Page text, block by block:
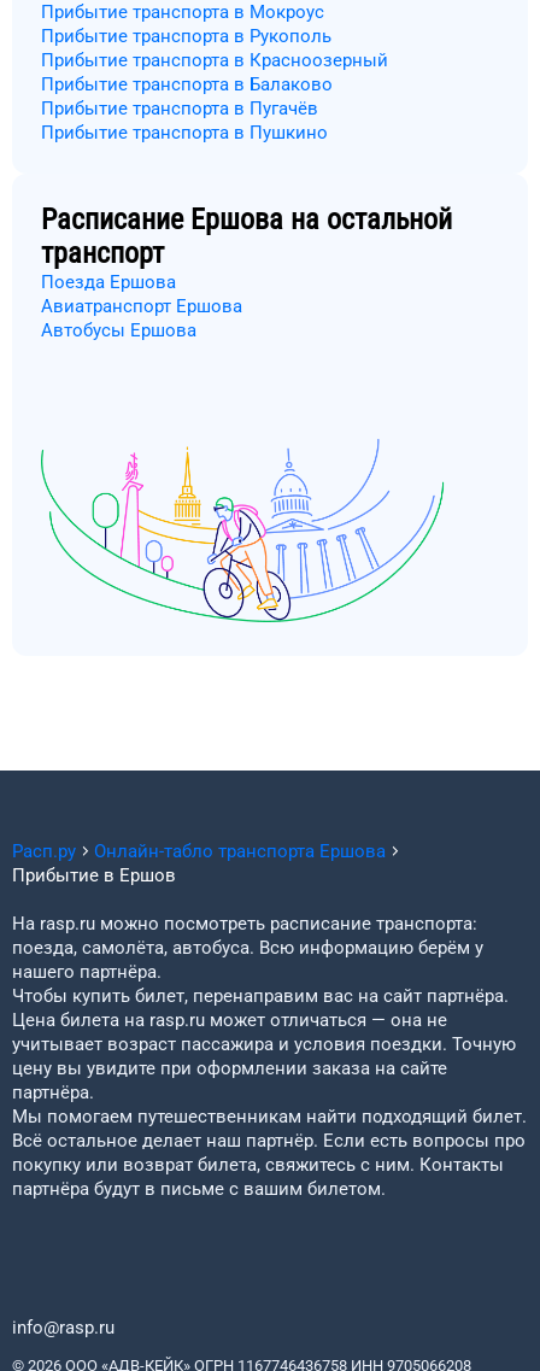
Прибытие транспорта в Мокроус
Прибытие транспорта в Рукополь
Прибытие транспорта в Красноозерный
Прибытие транспорта в Балаково
Прибытие транспорта в Пугачёв
Прибытие транспорта в Пушкино
Расписание Ершова на остальной
транспорт
Поезда Ершова
Авиатранспорт Ершова
Автобусы Ершова
Расп.ру Онлайн-табло транспорта Ершова
Прибытие в Ершов
На rasp.ru можно посмотреть расписание транспорта:
поезда, самолёта, автобуса. Всю информацию берём у
нашего партнёра.
Чтобы купить билет, перенаправим вас на сайт партнёра.
Цена билета на rasp.ru может отличаться — она не
учитывает возраст пассажира и условия поездки. Точную
цену вы увидите при оформлении заказа на сайте
партнёра.
Мы помогаем путешественникам найти подходящий билет.
Всё остальное делает наш партнёр. Если есть вопросы про
покупку или возврат билета, свяжитесь с ним. Контакты
партнёра будут в письме с вашим билетом.
info@rasp.ru
© 2026 ООО «АДВ-КЕЙК» ОГРН 1167746436758 ИНН 9705066208